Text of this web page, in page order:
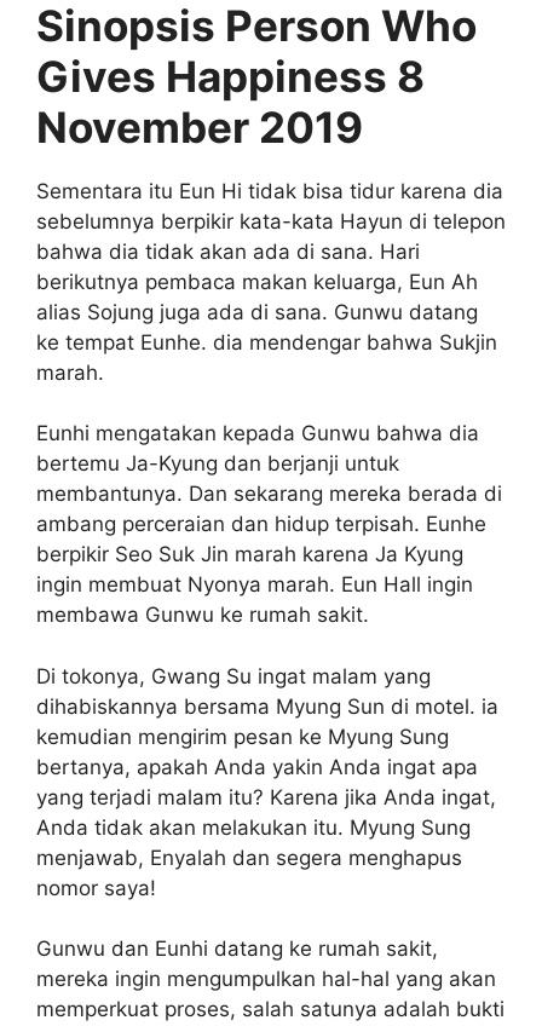
Sinopsis Person Who
Gives Happiness 8
November 2019
Sementara itu Eun Hi tidak bisa tidur karena dia
sebelumnya berpikir kata-kata Hayun di telepon
bahwa dia tidak akan ada di sana. Hari
berikutnya pembaca makan keluarga, Eun Ah
alias Sojung juga ada di sana. Gunwu datang
ke tempat Eunhe. dia mendengar bahwa Sukjin
marah.
Eunhi mengatakan kepada Gunwu bahwa dia
bertemu Ja-Kyung dan berjanji untuk
membantunya. Dan sekarang mereka berada di
ambang perceraian dan hidup terpisah. Eunhe
berpikir Seo Suk Jin marah karena Ja Kyung
ingin membuat Nyonya marah. Eun Hall ingin
membawa Gunwu ke rumah sakit.
Di tokonya, Gwang Su ingat malam yang
dihabiskannya bersama Myung Sun di motel. ia
kemudian mengirim pesan ke Myung Sung
bertanya, apakah Anda yakin Anda ingat apa
yang terjadi malam itu? Karena jika Anda ingat,
Anda tidak akan melakukan itu. Myung Sung
menjawab, Enyalah dan segera menghapus
nomor saya!
Gunwu dan Eunhi datang ke rumah sakit,
mereka ingin mengumpulkan hal-hal yang akan
memperkuat proses, salah satunya adalah bukti